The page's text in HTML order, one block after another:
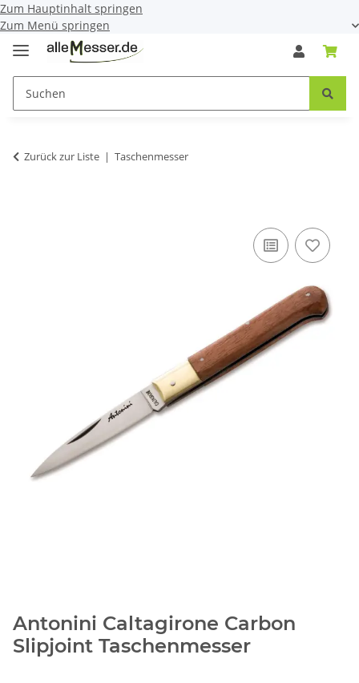
Zum Hauptinhalt springen
Zum Menü springen
Zurück zur Liste Taschenmesser
Antonini Caltagirone Carbon
Slipjoint Taschenmesser